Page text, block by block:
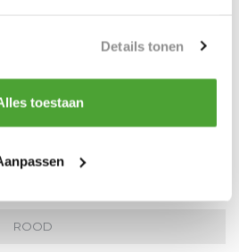
Details tonen
toestaan
150mm
ROOD